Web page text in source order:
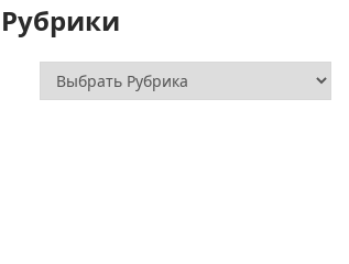
Рубрики
Рубрики